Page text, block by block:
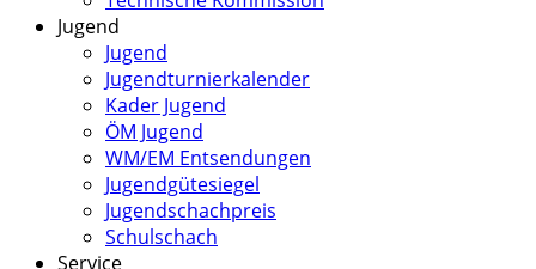
Jugend
Jugend
Jugendturnierkalender
Kader Jugend
ÖM Jugend
WM/EM Entsendungen
Jugendgütesiegel
Jugendschachpreis
Schulschach
Service